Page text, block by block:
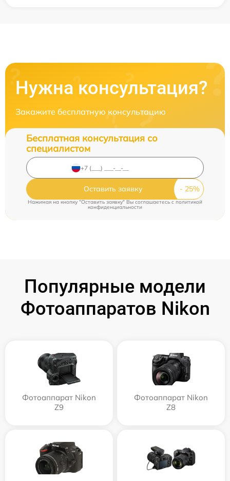
Нужна консультация?
Закажите бесплатную консультацию
Бесплатная консультация со
специалистом
Оставить заявку
Нажимая на кнопку "Оставить заявку" Вы соглашаетесь cполитикой
конфиденциальности
Популярные модели
Фотоаппаратов Nikon
Фотоаппарат Nikon
Z9
Фотоаппарат Nikon
Z8